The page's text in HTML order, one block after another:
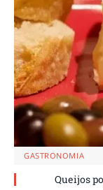
GASTRONOMIA
Queijos